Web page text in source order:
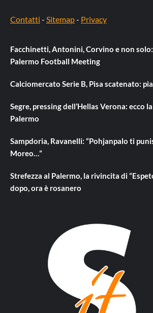
Contatti - Sitemap- Privacy
Facchinetti, Antonini, Corvino e non
Palermo Football Meeting
Calciomercato Serie B, Pisa scatenato:
Segre, pressing dell’Hellas Verona: ecco
Palermo
Sampdoria, Ravanelli: “Pohjanpalo ti
Moreo…”
Strefezza al Palermo, la rivincita di
dopo, ora è rosanero